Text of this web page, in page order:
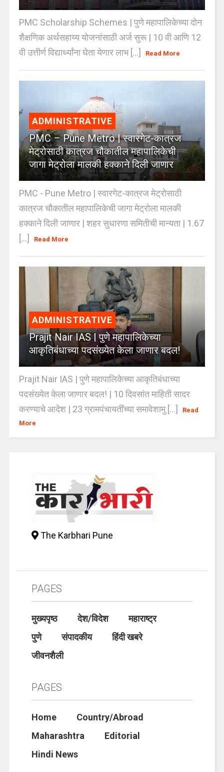
PMC Scholarship Schemes | पुणे महापालिकेच्या दोन
शैक्षणिक अर्थसहाय्य योजनांसाठी अर्ज सुरू | 10 वी आणि 12
वी उत्तीर्ण विद्यार्थ्यांना घेता येणार लाभ [...]
Read More
ADMINISTRATIVE
PMC – Pune Metro | स्वारगेट-कात्रज
मेट्रोसाठी कात्रज चौकातील महापालिकेची
जागा मेट्रोला मालकी हक्काने दिली जाणार
PMC - Pune Metro | स्वारगेट-कात्रज मेट्रोसाठी
कात्रज चौकातील महापालिकेची जागा मेट्रोला मालकी
हक्काने दिली जाणार | शहर सुधारणा समितीची मान्यता | 1.67
[...]
Read More
ADMINISTRATIVE
Prajit Nair IAS | पुणे महापालिकेच्या
आकृतिबंधाच्या पदसंख्येत केला जाणार बदल!
Prajit Nair IAS | पुणे महापालिकेच्या आकृतिबंधाच्या
पदसंख्येत केला जाणार बदल! | 10 दिवसांत माहिती सादर
करण्याचे आदेश | 23 ग्रामपंचायतींच्या समावेशामु [...]
Read
More
The Karbhari Pune
PAGES
मुख्यपृष्ठ देश/विदेश
महाराष्ट्र
पुणे
संपादकीय
हिंदी खबरे
जीवनशैली
PAGES
Home
Country/Abroad
Maharashtra
Editorial
Hindi News